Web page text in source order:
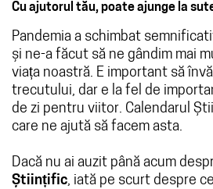
Cu ajutorul tău, poate ajunge la
Pandemia a schimbat
și ne-a făcut să ne gândim mai
viața noastră. E important să
trecutului, dar e la fel de
de zi pentru viitor. Calendarul
care ne ajută să facem asta.
Dacă nu ai auzit până acum
Științific, iată pe scurt despre